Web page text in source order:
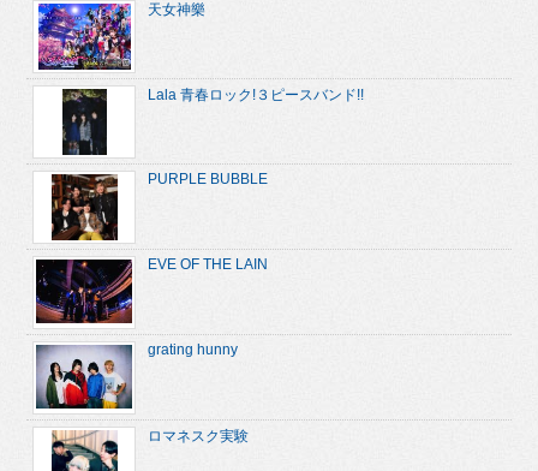
天女神樂
Lala 青春ロック!３ピースバンド!!
PURPLE BUBBLE
EVE OF THE LAIN
grating hunny
ロマネスク実験